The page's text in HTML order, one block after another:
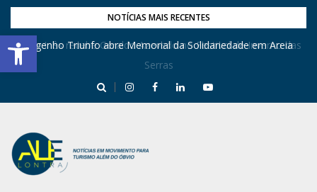
Barra de Ferramentas Aberta
NOTÍCIAS MAIS RECENTES
Dona Inês recebe Geraldo Azevedo no Festival de Inverno das
Serras
Engenho Triunfo abre Memorial da Solidariedade em Areia